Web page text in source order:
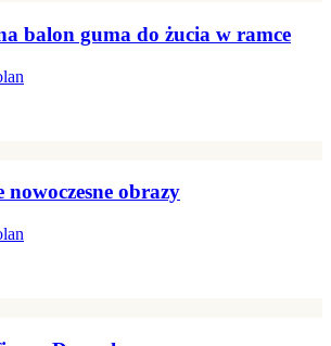
balon guma do żucia w ramce
nowoczesne obrazy